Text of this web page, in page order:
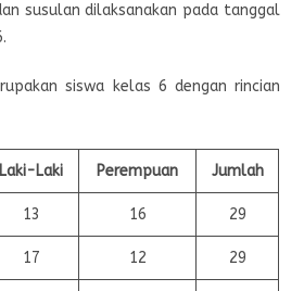
susulan dilaksanakan pada tanggal
siswa kelas 6 dengan rincian
Laki-Laki Perempuan Jumlah
13 16 29
17 12 29